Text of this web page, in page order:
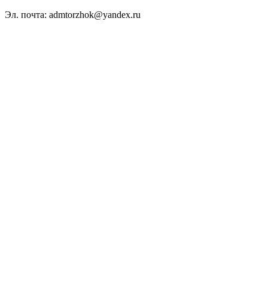
Эл. почта: admtorzhok@yandex.ru